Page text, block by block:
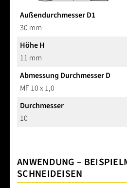
Außendurchmesser D1
30 mm
Höhe H
11 mm
Abmessung Durchmesser D
MF 10 x 1,0
Durchmesser
10
ANWENDUNG –
SCHNEIDEISEN